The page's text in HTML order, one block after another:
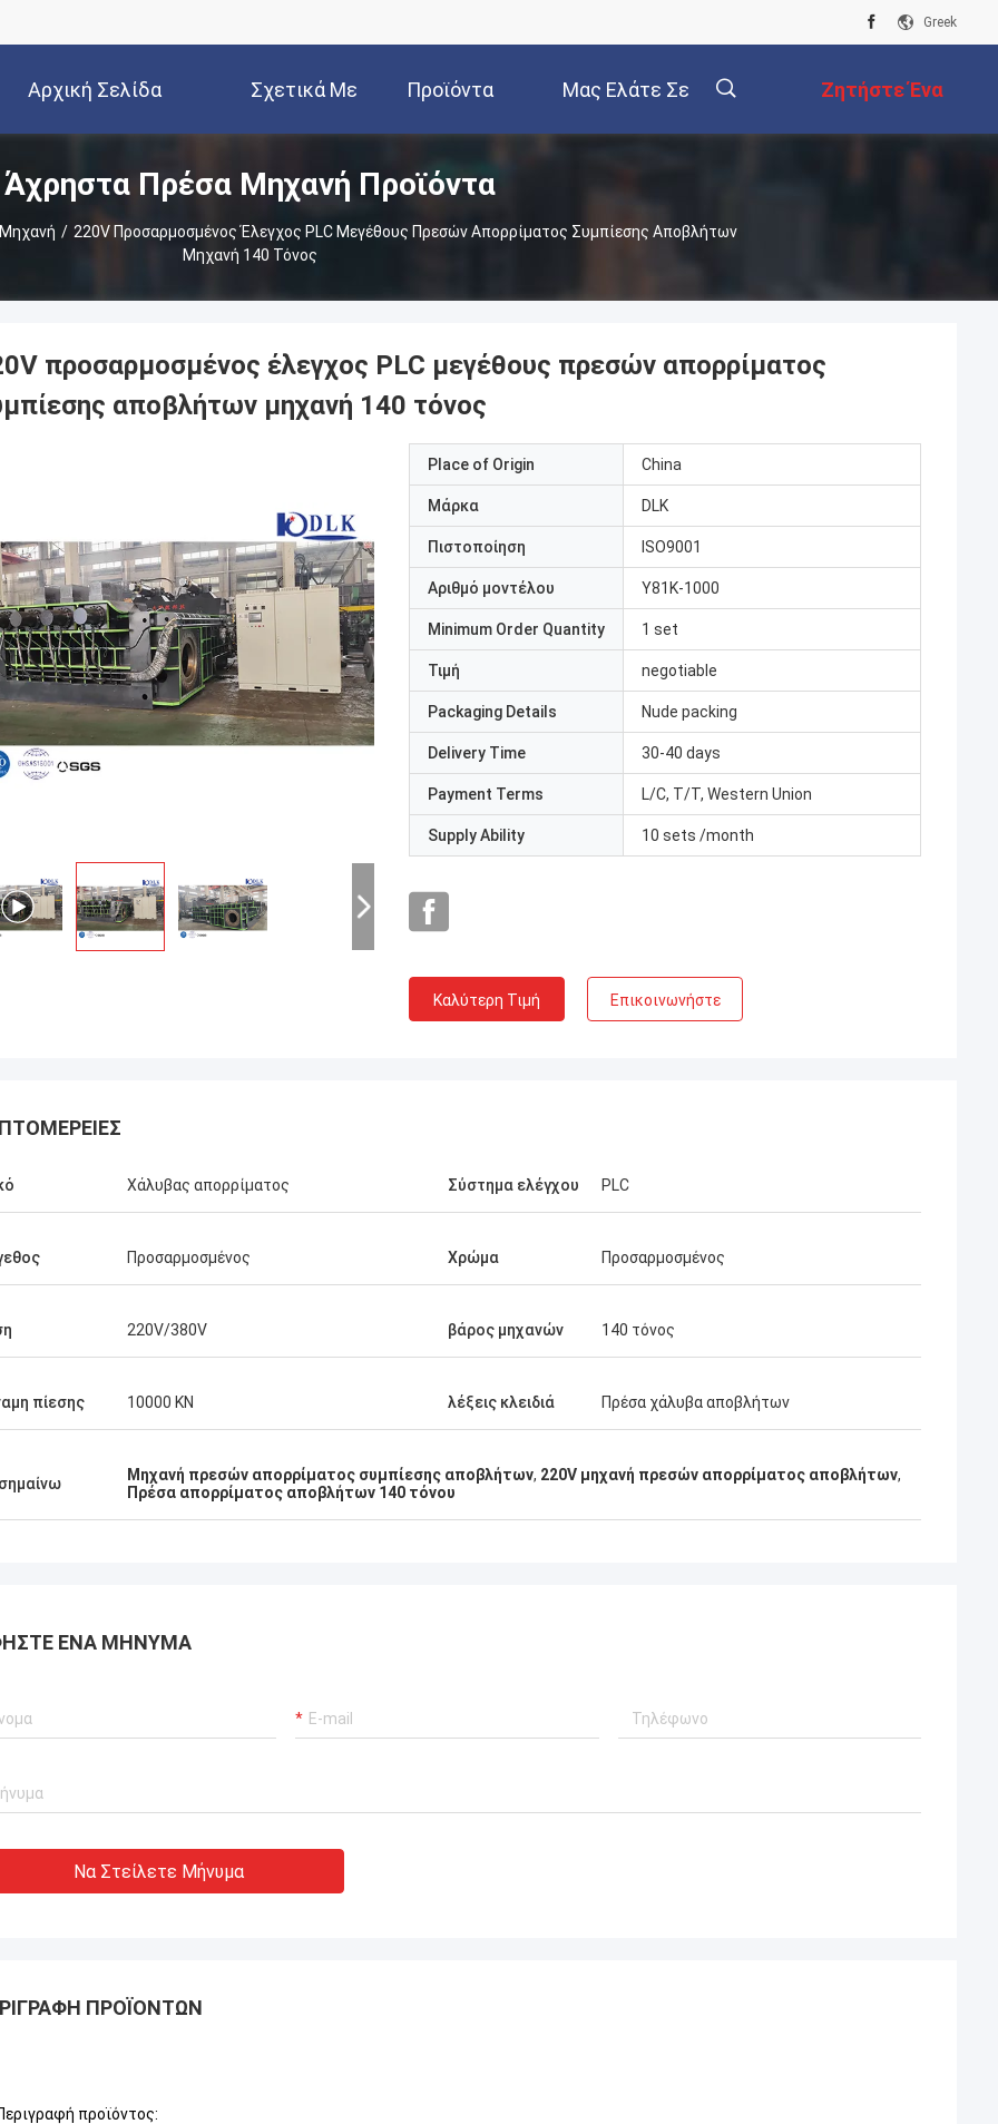
Greek
Αρχική Σελίδα Σχετικά Με
Εμάς
Προϊόντα Μας Ελάτε Σε Ζητήστε Ένα
Απόσπασμα
Άχρηστα Πρέσα Μηχανή Προϊόντα
/ 220V Προσαρμοσμένος Έλεγχος PLC Μεγέθους Πρεσών Απορρίματος Συμπίεσης Αποβλήτων
Μηχανή 140 Τόνος
προσαρμοσμένος έλεγχος PLC μεγέθους πρεσών απορρίματος
αποβλήτων μηχανή 140 τόνος
Place of Origin China
Μάρκα DLK
Πιστοποίηση ISO9001
Αριθμό μοντέλου Y81K-1000
Minimum Order Quantity 1 set
Τιμή negotiable
Packaging Details Nude packing
Delivery Time 30-40 days
Payment Terms L/C, T/T, Western Union
Supply Ability 10 sets /month
Καλύτερη Τιμή Επικοινωνήστε
Χάλυβας απορρίματος Σύστημα ελέγχου PLC
Προσαρμοσμένος Χρώμα Προσαρμοσμένος
220V/380V βάρος μηχανών 140 τόνος
πίεσης 10000 KN λέξεις κλειδιά Πρέσα χάλυβα αποβλήτων
Μηχανή πρεσών απορρίματος συμπίεσης αποβλήτων, 220V μηχανή πρεσών απορρίματος αποβλήτων,
Πρέσα απορρίματος αποβλήτων 140 τόνου
ΈΝΑ ΜΉΝΥΜΑ
Να Στείλετε Μήνυμα
ΠΡΟΪΌΝΤΩΝ
προϊόντος: